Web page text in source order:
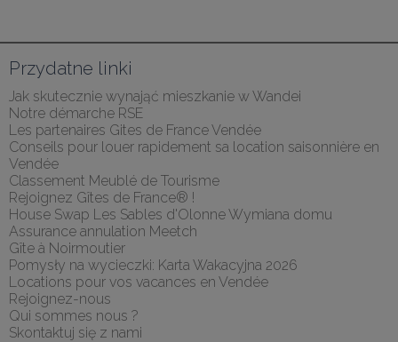
Przydatne linki
Jak skutecznie wynająć mieszkanie w Wandei
Notre démarche RSE
Les partenaires Gites de France Vendée
Conseils pour louer rapidement sa location saisonnière en
Vendée
Classement Meublé de Tourisme
Rejoignez Gîtes de France® !
House Swap Les Sables d'Olonne Wymiana domu
Assurance annulation Meetch
Gîte à Noirmoutier
Pomysły na wycieczki: Karta Wakacyjna 2026
Locations pour vos vacances en Vendée
Rejoignez-nous
Qui sommes nous ?
Skontaktuj się z nami